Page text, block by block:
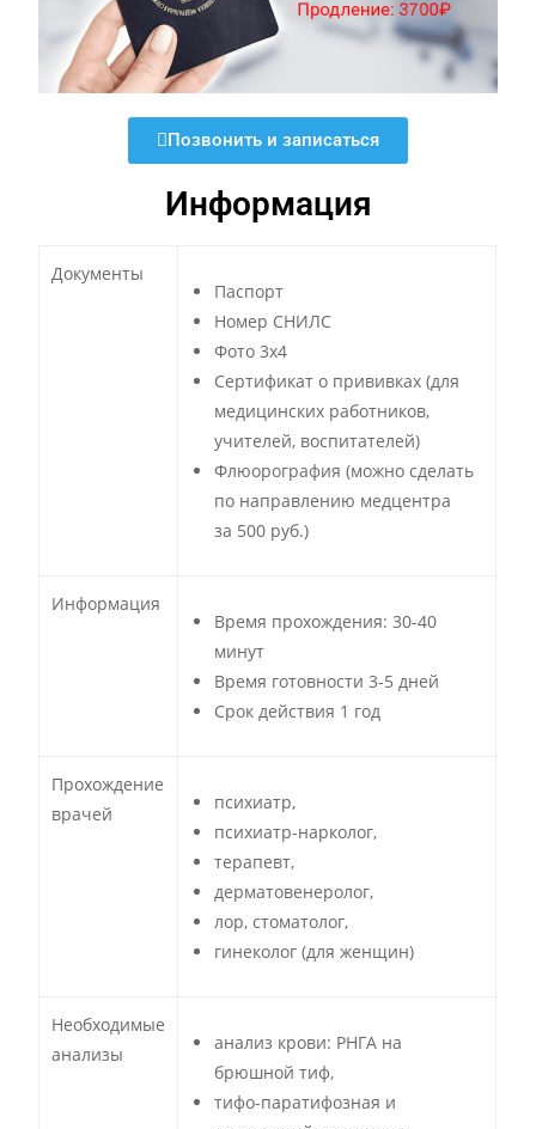
Позвонить и записаться
Информация
Документы
Паспорт
Номер СНИЛС
Фото 3х4
Сертификат о прививках (для
медицинских работников,
учителей, воспитателей)
Флюорография (можно сделать
по направлению медцентра
за 500 руб.)
Информация
Время прохождения: 30-40
минут
Время готовности 3-5 дней
Срок действия 1 год
Прохождение
врачей
психиатр,
психиатр-нарколог,
терапевт,
дерматовенеролог,
лор, стоматолог,
гинеколог (для женщин)
Необходимые
анализы
анализ крови: РНГА на
брюшной тиф,
тифо-паратифозная и